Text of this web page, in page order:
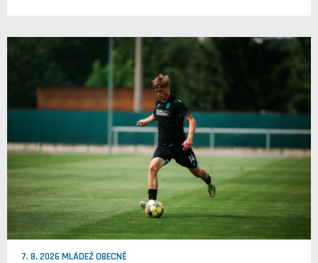
7. 8. 2026 MLÁDEŽ OBECNĚ